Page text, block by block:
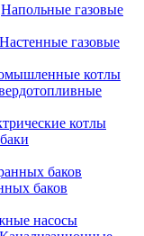
Напольные газовые
Настенные газовые
котлы
котлы
баков
насосы